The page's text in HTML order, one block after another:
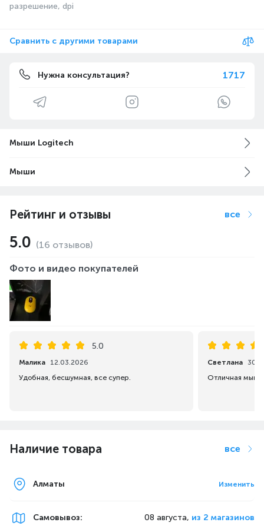
разрешение, dpi
Сравнить с другими товарами
Нужна консультация? 1717
Мыши Logitech
Мыши
Рейтинг и отзывы все
5.0 (16 отзывов)
Фото и видео покупателей
5.0
Малика
12.03.2026
Удобная, бесшумная, все супер.
Светлана
Наличие товара все
Алматы Изменить
Самовывоз: 08 августа, из 2 магазинов